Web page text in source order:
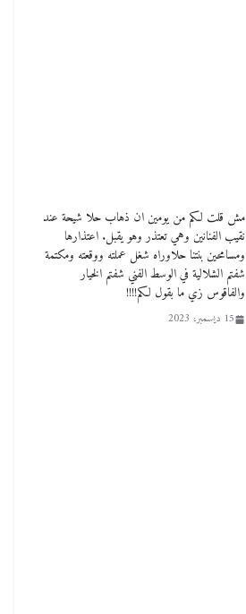
مش قلت لكم من يومين ان ذهاب حلا شيحة عند
نقيب الفنانين وهي تعتذر وهو يقبل. اعتذارها
ومسامحين بنتنا حلاوراه شغل عملته ووقعته ومكتمة
شفتم الشلالية في الوسط الفني شفتم الخيار
والفاقوس زي ما بقول لكم!!!!
15 ديسمبر، 2023